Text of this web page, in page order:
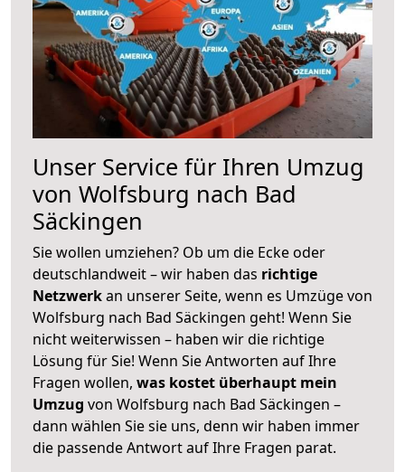
Unser Service für Ihren Umzug
von Wolfsburg nach Bad
Säckingen
Sie wollen umziehen? Ob um die Ecke oder
deutschlandweit – wir haben das richtige
Netzwerkan unserer Seite, wenn es Umzüge von
Wolfsburg nach Bad Säckingen geht! Wenn Sie
nicht weiterwissen – haben wir die richtige
Lösung für Sie! Wenn Sie Antworten auf Ihre
Fragen wollen, was kostet überhaupt mein
Umzug von Wolfsburg nach Bad Säckingen –
dann wählen Sie sie uns, denn wir haben immer
die passende Antwort auf Ihre Fragen parat.